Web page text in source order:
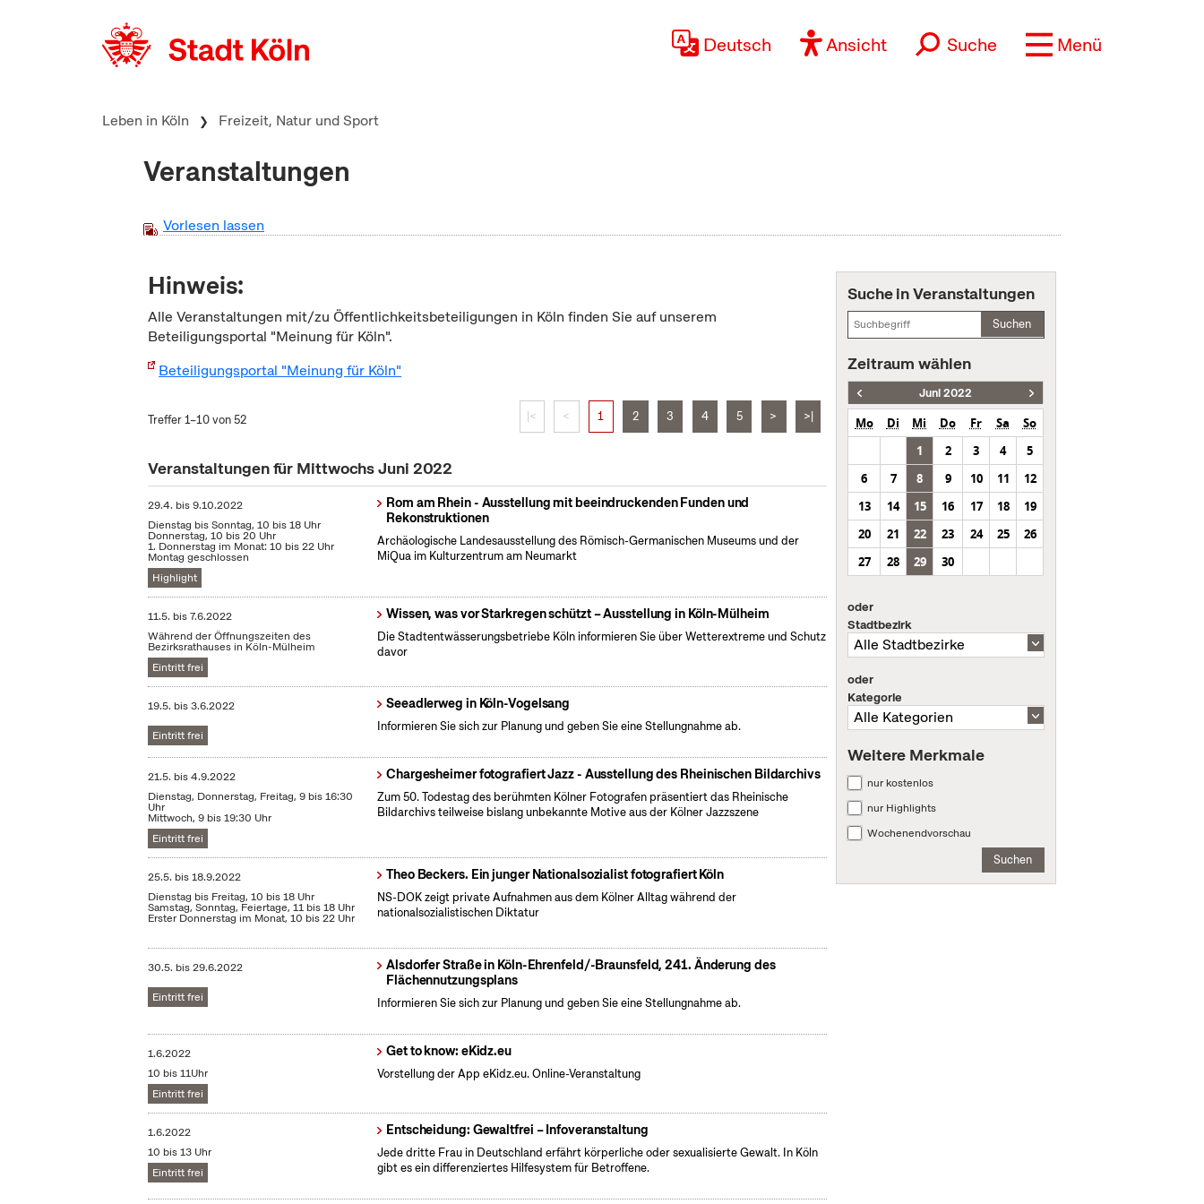
Deutsch Ansicht Suche Menü
Leben in Köln Freizeit, Natur und Sport
Veranstaltungen
Vorlesen lassen
Hinweis:
Alle Veranstaltungen mit/zu Öffentlichkeitsbeteiligungen in Köln finden Sie auf unserem
Beteiligungsportal "Meinung für Köln".
Beteiligungsportal "Meinung für Köln"
Treffer 1–10 von 52 |< < 1 2 3 4 5 > >|
Veranstaltungen für Mittwochs Juni 2022
29.4. bis9.10.2022
Dienstag bis Sonntag, 10 bis 18 Uhr
Donnerstag, 10 bis 20 Uhr
1. Donnerstag im Monat: 10 bis 22 Uhr
Montag geschlossen
Highlight
Rom am Rhein - Ausstellung mit beeindruckenden Funden und
Rekonstruktionen
Archäologische Landesausstellung des Römisch-Germanischen Museums und der
MiQua im Kulturzentrum am Neumarkt
11.5. bis7.6.2022
Während der Öffnungszeiten des
Bezirksrathauses in Köln-Mülheim
Eintritt frei
Wissen, was vor Starkregen schützt – Ausstellung in Köln-Mülheim
Die Stadtentwässerungsbetriebe Köln informieren Sie über Wetterextreme und Schutz
davor
19.5. bis3.6.2022
Eintritt frei
Seeadlerweg in Köln-Vogelsang
Informieren Sie sich zur Planung und geben Sie eine Stellungnahme ab.
21.5. bis4.9.2022
Dienstag, Donnerstag, Freitag, 9 bis 16:30
Uhr
Mittwoch, 9 bis 19:30 Uhr
Eintritt frei
Chargesheimer fotografiert Jazz - Ausstellung des Rheinischen Bildarchivs
Zum 50. Todestag des berühmten Kölner Fotografen präsentiert das Rheinische
Bildarchivs teilweise bislang unbekannte Motive aus der Kölner Jazzszene
25.5. bis18.9.2022
Dienstag bis Freitag, 10 bis 18 Uhr
Samstag, Sonntag, Feiertage, 11 bis 18 Uhr
Erster Donnerstag im Monat, 10 bis 22 Uhr
Theo Beckers. Ein junger Nationalsozialist fotografiert Köln
NS-DOK zeigt private Aufnahmen aus dem Kölner Alltag während der
nationalsozialistischen Diktatur
30.5. bis29.6.2022
Eintritt frei
Alsdorfer Straße in Köln-Ehrenfeld/-Braunsfeld, 241. Änderung des
Flächennutzungsplans
Informieren Sie sich zur Planung und geben Sie eine Stellungnahme ab.
1.6.2022
10 bis 11Uhr
Eintritt frei
Get to know: eKidz.eu
Vorstellung der App eKidz.eu. Online-Veranstaltung
1.6.2022
10 bis 13 Uhr
Eintritt frei
Entscheidung: Gewaltfrei – Infoveranstaltung
Jede dritte Frau in Deutschland erfährt körperliche oder sexualisierte Gewalt. In Köln
gibt es ein differenziertes Hilfesystem für Betroffene.
Suche in Veranstaltungen
Suchen
Zeitraum wählen
Juni 2022
Mo Di Mi Do Fr Sa
So
1
2 3 4
5
6
7 8 9 10 11
12
13
14 15 16 17 18
19
20
21 22 23 24 25
26
27
28 29 30
oder
Stadtbezirk
oder
Kategorie
Weitere Merkmale
nur kostenlos
nur Highlights
Wochenendvorschau
Suchen